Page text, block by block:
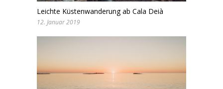
Leichte Küstenwanderung ab Cala Deià
12. Januar 2019